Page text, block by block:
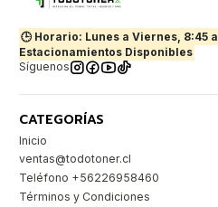
🕒 Horario: Lunes a Viernes, 8:45 a
Estacionamientos Disponibles
Síguenos
CATEGORÍAS
Inicio
ventas@todotoner.cl
Teléfono +56226958460
Términos y Condiciones